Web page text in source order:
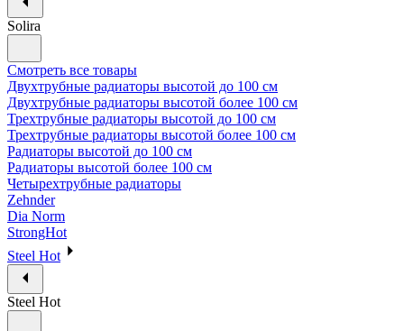
Solira
Смотреть все товары
Двухтрубные радиаторы высотой до 100 см
Двухтрубные радиаторы высотой более 100 см
Трехтрубные радиаторы высотой до 100 см
Трехтрубные радиаторы высотой более 100 см
Радиаторы высотой до 100 см
Радиаторы высотой более 100 см
Четырехтрубные радиаторы
Zehnder
Dia Norm
StrongHot
Steel Hot
Steel Hot